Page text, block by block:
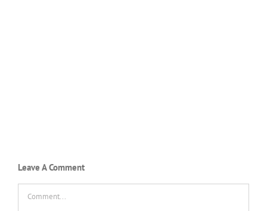
Leave A Comment